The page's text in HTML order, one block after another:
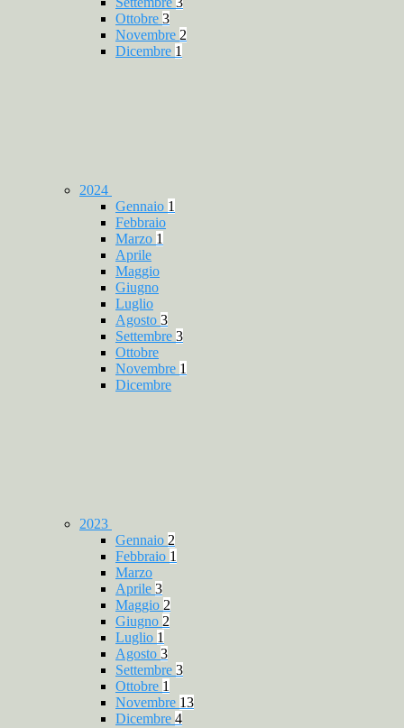
Ottobre 3
Novembre 2
Dicembre 1
2024
Gennaio 1
Febbraio
Marzo 1
Aprile
Maggio
Giugno
Luglio
Agosto 3
Settembre 3
Ottobre
Novembre 1
Dicembre
2023
Gennaio 2
Febbraio 1
Marzo
Aprile 3
Maggio 2
Giugno 2
Luglio 1
Agosto 3
Settembre 3
Ottobre 1
Novembre 13
Dicembre 4